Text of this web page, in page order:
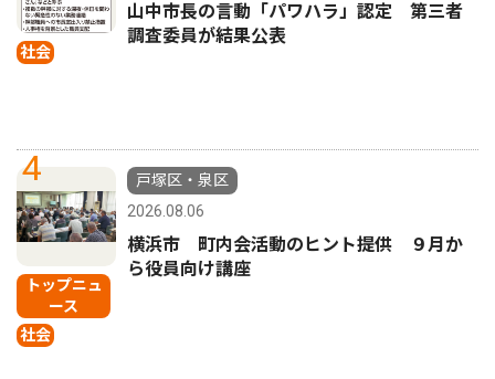
社会
山中市長の言動「パワハラ」認定 第三者
調査委員が結果公表
4
トップニュ
ース
社会
戸塚区・泉区
2026.08.06
横浜市 町内会活動のヒント提供 ９月か
ら役員向け講座